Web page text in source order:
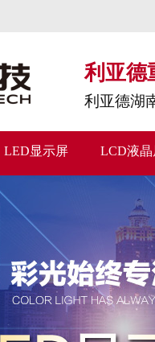
利亚德
利亚德湖
LED显示屏 LCD液晶